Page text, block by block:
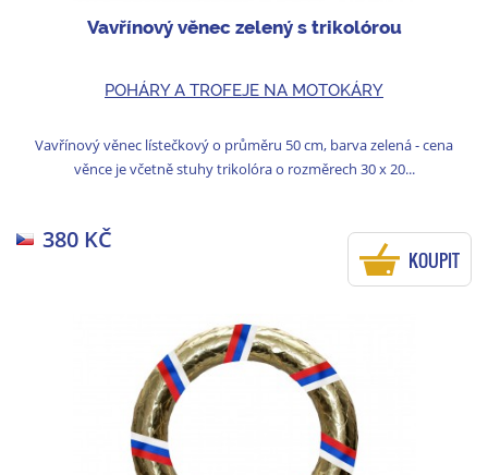
Vavřínový věnec zelený s trikolórou
POHÁRY A TROFEJE NA MOTOKÁRY
Vavřínový věnec lístečkový o průměru 50 cm, barva zelená - cena
věnce je včetně stuhy trikolóra o rozměrech 30 x 20...
380 KČ
KOUPIT